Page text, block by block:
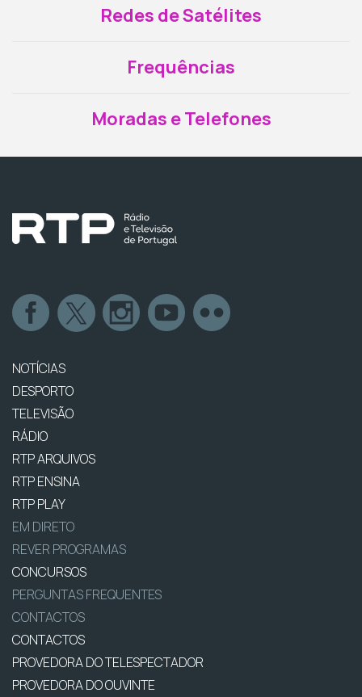
Redes de Satélites
Frequências
Moradas e Telefones
NOTÍCIAS
DESPORTO
TELEVISÃO
RÁDIO
RTP ARQUIVOS
RTP ENSINA
RTP PLAY
EM DIRETO
REVER PROGRAMAS
CONCURSOS
PERGUNTAS FREQUENTES
CONTACTOS
CONTACTOS
PROVEDORA DO TELESPECTADOR
PROVEDORA DO OUVINTE